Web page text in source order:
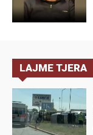
LAJME TJERA